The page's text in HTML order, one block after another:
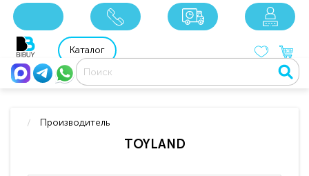
8 800 201 92 06
Каталог
Производитель
TOYLAND